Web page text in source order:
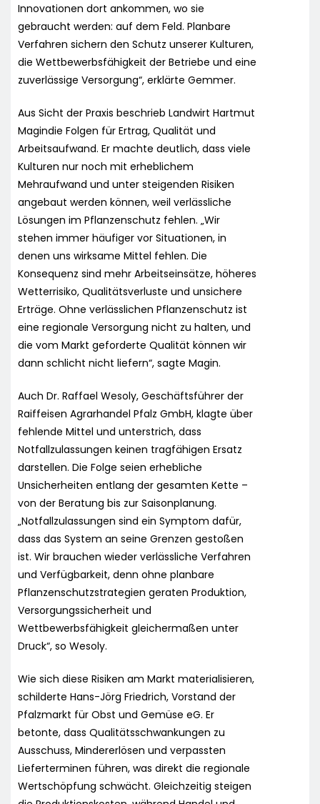
Innovationen dort ankommen, wo sie
gebraucht werden: auf dem Feld. Planbare
Verfahren sichern den Schutz unserer Kulturen,
die Wettbewerbsfähigkeit der Betriebe und eine
zuverlässige Versorgung“, erklärte Gemmer.
Aus Sicht der Praxis beschrieb Landwirt Hartmut
Magindie Folgen für Ertrag, Qualität und
Arbeitsaufwand. Er machte deutlich, dass viele
Kulturen nur noch mit erheblichem
Mehraufwand und unter steigenden Risiken
angebaut werden können, weil verlässliche
Lösungen im Pflanzenschutz fehlen. „Wir
stehen immer häufiger vor Situationen, in
denen uns wirksame Mittel fehlen. Die
Konsequenz sind mehr Arbeitseinsätze, höheres
Wetterrisiko, Qualitätsverluste und unsichere
Erträge. Ohne verlässlichen Pflanzenschutz ist
eine regionale Versorgung nicht zu halten, und
die vom Markt geforderte Qualität können wir
dann schlicht nicht liefern“, sagte Magin.
Auch Dr. Raffael Wesoly, Geschäftsführer der
Raiffeisen Agrarhandel Pfalz GmbH, klagte über
fehlende Mittel und unterstrich, dass
Notfallzulassungen keinen tragfähigen Ersatz
darstellen. Die Folge seien erhebliche
Unsicherheiten entlang der gesamten Kette –
von der Beratung bis zur Saisonplanung.
„Notfallzulassungen sind ein Symptom dafür,
dass das System an seine Grenzen gestoßen
ist. Wir brauchen wieder verlässliche Verfahren
und Verfügbarkeit, denn ohne planbare
Pflanzenschutzstrategien geraten Produktion,
Versorgungssicherheit und
Wettbewerbsfähigkeit gleichermaßen unter
Druck“, so Wesoly.
Wie sich diese Risiken am Markt materialisieren,
schilderte Hans-Jörg Friedrich, Vorstand der
Pfalzmarkt für Obst und Gemüse eG. Er
betonte, dass Qualitätsschwankungen zu
Ausschuss, Mindererlösen und verpassten
Lieferterminen führen, was direkt die regionale
Wertschöpfung schwächt. Gleichzeitig steigen